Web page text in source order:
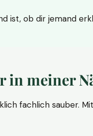
ist, ob dir jemand
in meiner
fachlich sauber.